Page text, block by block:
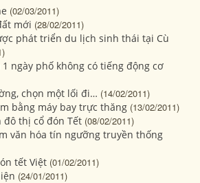
(02/03/2011)
mới (28/02/2011)
phát triển du lịch sinh thái tại Cù
ngày phố không có tiếng động cơ
chọn một lối đi… (14/02/2011)
bằng máy bay trực thăng (13/02/2011)
đô thị cổ đón Tết (08/02/2011)
văn hóa tín ngưỡng truyền thống
tết Việt (01/02/2011)
(24/01/2011)